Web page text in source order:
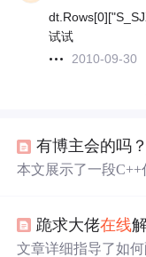
试试
2010-09-30
有博主会的吗
本文展示了一段
跪求大佬在线
文章详细指导了如